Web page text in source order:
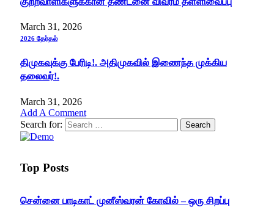
March 31, 2026
2026 தேர்தல்
திமுகவுக்கு பேரிடி!. அதிமுகவில் இணைந்த முக்கிய
தலைவர்!.
March 31, 2026
Add A Comment
Search for:
Top Posts
சென்னை பாடிகாட் முனீஸ்வரன் கோவில் – ஒரு சிறப்பு